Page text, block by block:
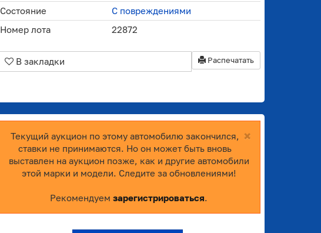
Состояние
С повреждениями
Номер лота
22872
Распечатать
В закладки
×
Текущий аукцион по этому автомобилю закончился,
ставки не принимаются. Но он может быть вновь
выставлен на аукцион позже, как и другие автомобили
этой марки и модели. Следите за обновлениями!
Рекомендуем зарегистрироваться